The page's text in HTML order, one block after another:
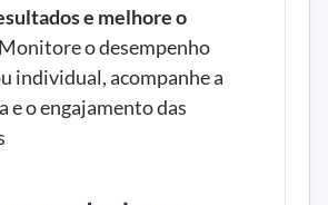
e melhore o
Monitore o desempenho
individual, acompanhe a
e o engajamento das